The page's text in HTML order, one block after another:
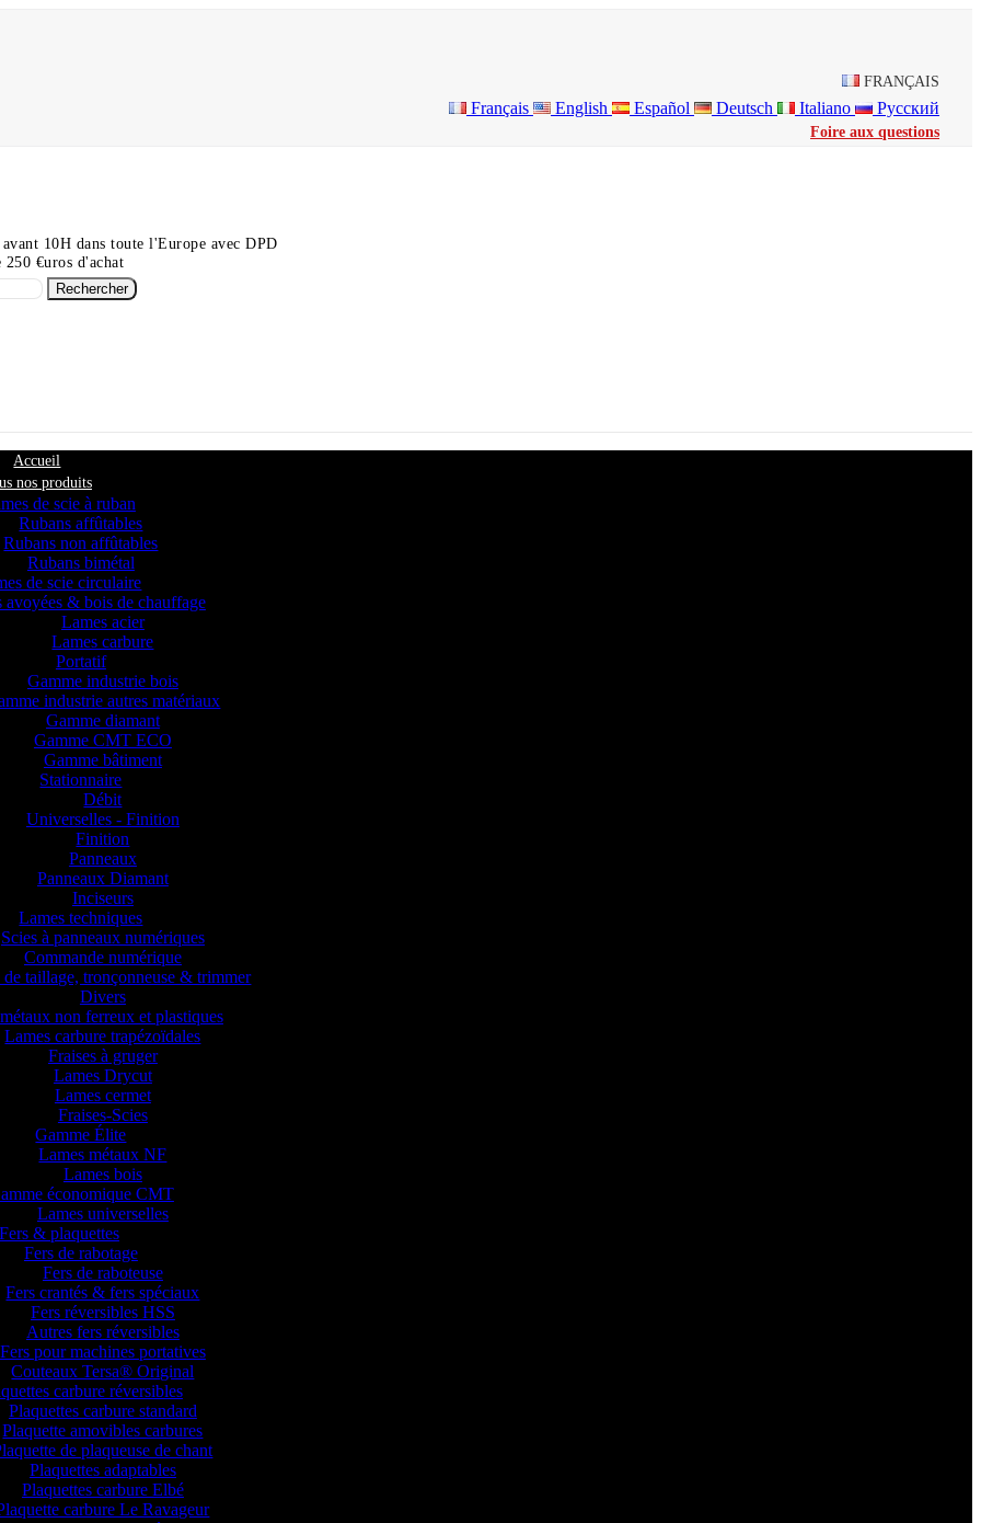
FRANÇAIS
Français English Español Deutsch Italiano Русский
Foire aux questions
10H dans toute l'Europe avec DPD
€uros d'achat
Rechercher
Accueil
nos produits
de scie à ruban
Rubans affûtables
Rubans non affûtables
Rubans bimétal
de scie circulaire
avoyées & bois de chauffage
Lames acier
Lames carbure
Portatif
Gamme industrie bois
industrie autres matériaux
Gamme diamant
Gamme CMT ECO
Gamme bâtiment
Stationnaire
Débit
Universelles - Finition
Finition
Panneaux
Panneaux Diamant
Inciseurs
Lames techniques
Scies à panneaux numériques
Commande numérique
de taillage, tronçonneuse & trimmer
Divers
non ferreux et plastiques
Lames carbure trapézoïdales
Fraises à gruger
Lames Drycut
Lames cermet
Fraises-Scies
Gamme Élite
Lames métaux NF
Lames bois
économique CMT
Lames universelles
Fers & plaquettes
Fers de rabotage
Fers de raboteuse
Fers crantés & fers spéciaux
Fers réversibles HSS
Autres fers réversibles
Fers pour machines portatives
Couteaux Tersa® Original
carbure réversibles
Plaquettes carbure standard
Plaquette amovibles carbures
de plaqueuse de chant
Plaquettes adaptables
Plaquettes carbure Elbé
carbure Le Ravageur